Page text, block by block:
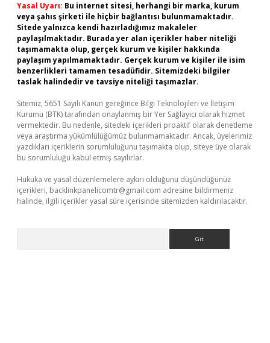
Yasal Uyarı: Bu internet sitesi, herhangi bir marka, kurum
veya şahıs şirketi ile hiçbir bağlantısı bulunmamaktadır.
Sitede yalnızca kendi hazırladığımız makaleler
paylaşılmaktadır. Burada yer alan içerikler haber niteliği
taşımamakta olup, gerçek kurum ve kişiler hakkında
paylaşım yapılmamaktadır. Gerçek kurum ve kişiler ile isim
benzerlikleri tamamen tesadüfidir. Sitemizdeki bilgiler
taslak halindedir ve tavsiye niteliği taşımazlar.
Sitemiz, 5651 Sayılı Kanun gereğince Bilgi Teknolojileri ve İletişim
Kurumu (BTK) tarafından onaylanmış bir Yer Sağlayıcı olarak hizmet
vermektedir. Bu nedenle, sitedeki içerikleri proaktif olarak denetleme
veya araştırma yükümlülüğümüz bulunmamaktadır. Ancak, üyelerimiz
yazdıkları içeriklerin sorumluluğunu taşımakta olup, siteye üye olarak
bu sorumluluğu kabul etmiş sayılırlar.
Hukuka ve yasal düzenlemelere aykırı olduğunu düşündüğünüz
içerikleri, backlinkpanelicomtr@gmail.com adresine bildirmeniz
halinde, ilgili içerikler yasal süre içerisinde sitemizden kaldırılacaktır.